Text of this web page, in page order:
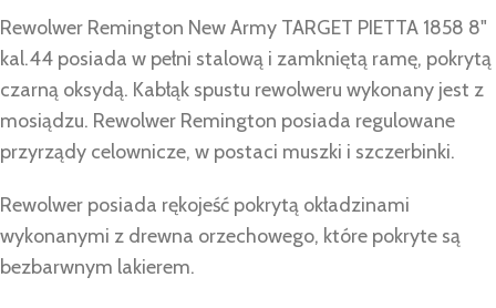
Rewolwer Remington New Army TARGET PIETTA 1858 8"
kal.44 posiada w pełni stalową i zamkniętą ramę, pokrytą
czarną oksydą. Kabłąk spustu rewolweru wykonany jest z
mosiądzu. Rewolwer Remington posiada regulowane
przyrządy celownicze, w postaci muszki i szczerbinki.
Rewolwer posiada rękojeść pokrytą okładzinami
wykonanymi z drewna orzechowego, które pokryte są
bezbarwnym lakierem.